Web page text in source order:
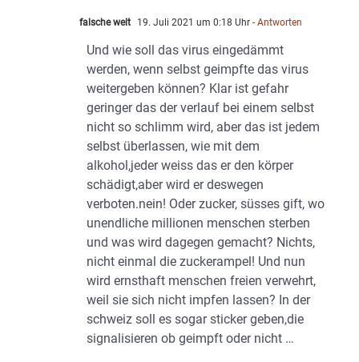
falsche welt 19. Juli 2021 um 0:18 Uhr - Antworten
Und wie soll das virus eingedämmt
werden, wenn selbst geimpfte das virus
weitergeben können? Klar ist gefahr
geringer das der verlauf bei einem selbst
nicht so schlimm wird, aber das ist jedem
selbst überlassen, wie mit dem
alkohol,jeder weiss das er den körper
schädigt,aber wird er deswegen
verboten.nein! Oder zucker, süsses gift, wo
unendliche millionen menschen sterben
und was wird dagegen gemacht? Nichts,
nicht einmal die zuckerampel! Und nun
wird ernsthaft menschen freien verwehrt,
weil sie sich nicht impfen lassen? In der
schweiz soll es sogar sticker geben,die
signalisieren ob geimpft oder nicht …